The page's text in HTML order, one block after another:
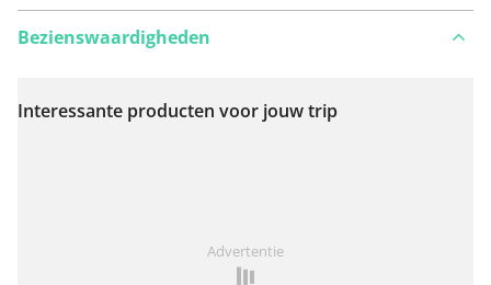
Bekijk op kaart
Bezienswaardigheden
Interessante producten voor jouw trip
Advertentie